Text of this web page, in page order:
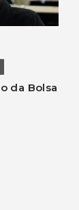
da Bolsa